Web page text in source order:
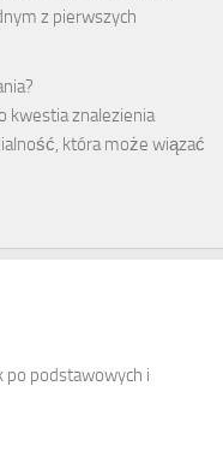
z pierwszych
kwestia znalezienia
która może wiązać
podstawowych i